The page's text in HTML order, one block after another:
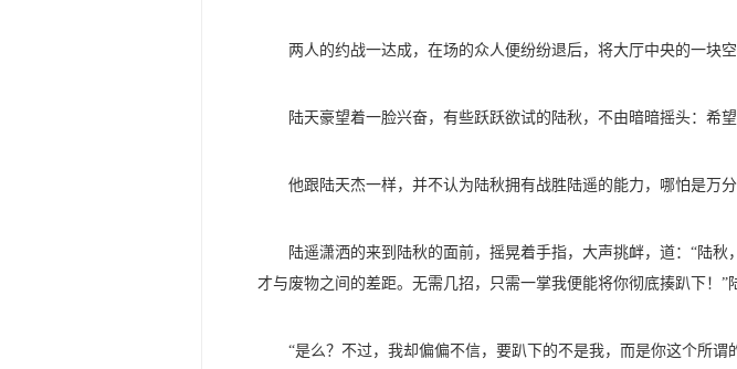
两人的约战一达成，在场的众人便纷纷退后，将大厅中央的一块
陆天豪望着一脸兴奋，有些跃跃欲试的陆秋，不由暗暗摇头：希
他跟陆天杰一样，并不认为陆秋拥有战胜陆遥的能力，哪怕是万分
陆遥潇洒的来到陆秋的面前，摇晃着手指，大声挑衅，道：“陆
才与废物之间的差距。无需几招，只需一掌我便能将你彻底揍趴下！
“是么？不过，我却偏偏不信，要趴下的不是我，而是你这个所